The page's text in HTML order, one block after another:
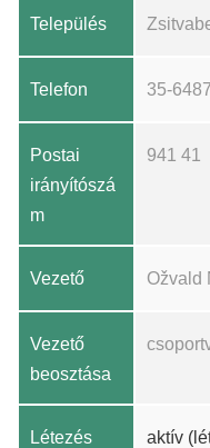
Település
Telefon 35-
Postai
irányítószá
m
941 41
Vezető Ožvald
Vezető
beosztása
Létezés aktív